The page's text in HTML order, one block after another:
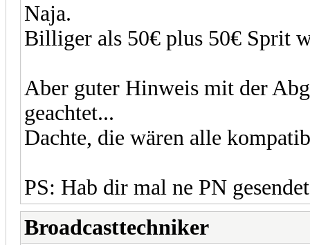
Naja.
Billiger als 50€ plus 50€ Sprit
Aber guter Hinweis mit der
geachtet...
Dachte, die wären alle
PS: Hab dir mal ne PN gesendet
Broadcasttechniker